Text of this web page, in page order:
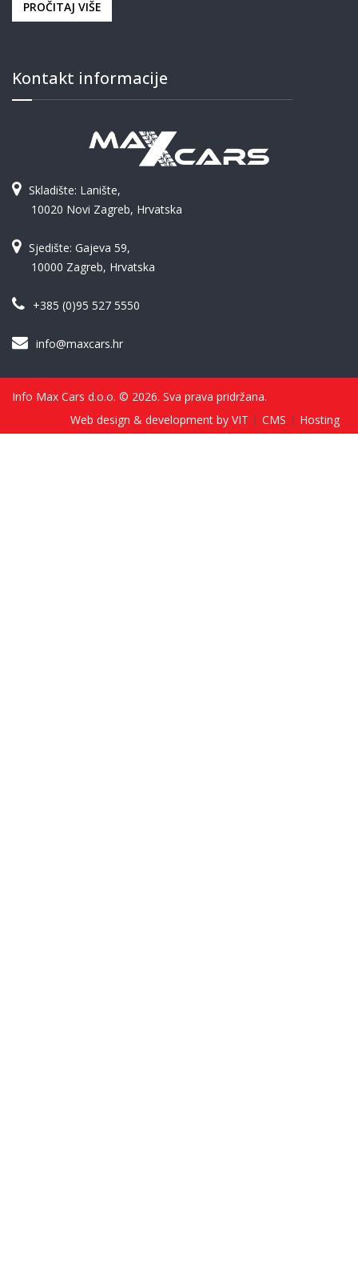
PROČITAJ VIŠE
Kontakt informacije
Skladište: Lanište,
10020 Novi Zagreb, Hrvatska
Sjedište: Gajeva 59,
10000 Zagreb, Hrvatska
+385 (0)95 527 5550
info@maxcars.hr
Info Max Cars d.o.o. © 2026. Sva prava pridržana.
Web design & development by VIT
CMS Hosting